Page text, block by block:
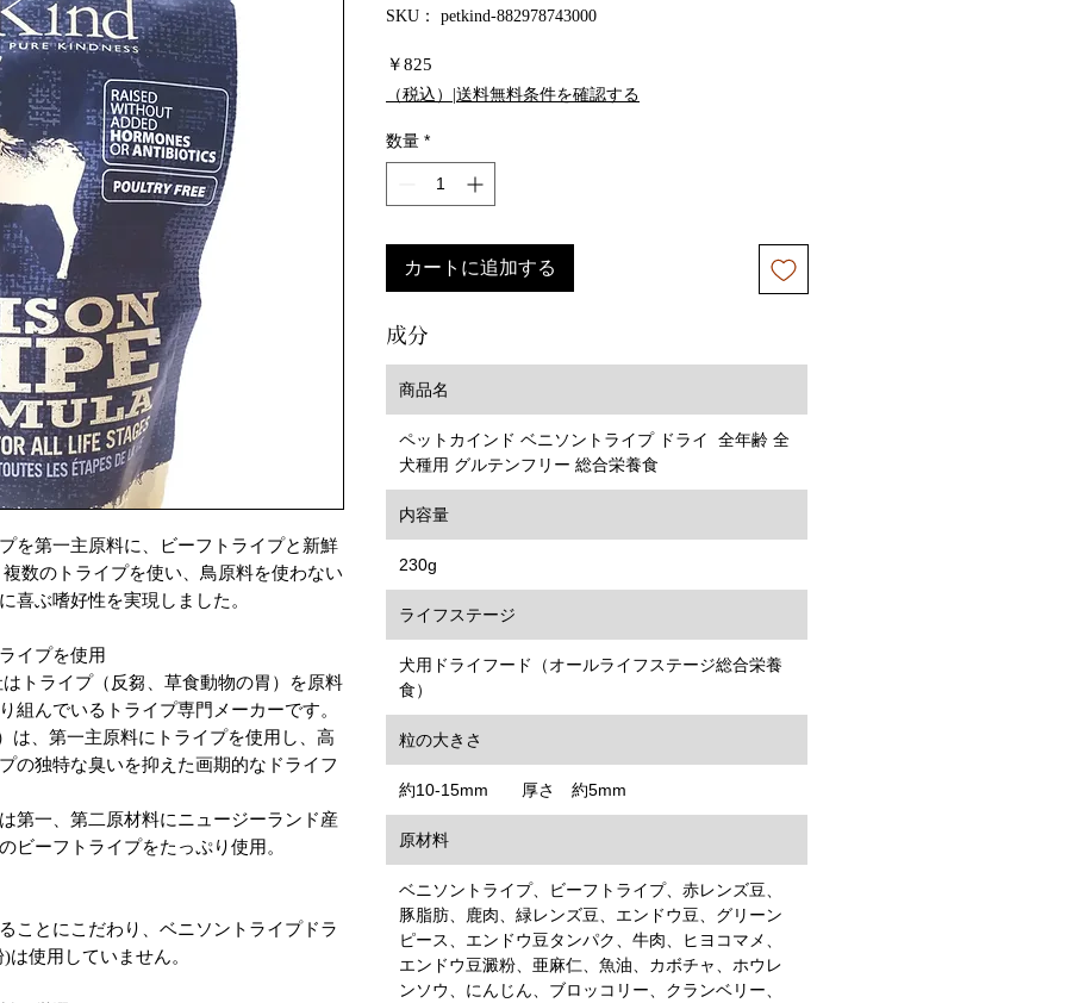
を第一主原料に、ビーフトライプと新鮮
数のトライプを使い、鳥原料を使わない
喜ぶ嗜好性を実現しました。
イプを使用
トライプ（反芻、草食動物の胃）を原料
組んでいるトライプ専門メーカーです。
、第一主原料にトライプを使用し、高
の独特な臭いを抑えた画期的なドライフ
第一、第二原材料にニュージーランド産
ビーフトライプをたっぷり使用。
ことにこだわり、ベニソントライプドラ
使用していません。
SKU： petkind-882978743000
￥825
格
（税込）|送料無料条件を確認する
数量 *
カートに追加する
成分
商品名
ペットカインド ベニソントライプ ドライ 全年齢 全
犬種用 グルテンフリー 総合栄養食
内容量
230g
ライフステージ
犬用ドライフード（オールライフステージ総合栄養
食）
粒の大きさ
約10-15mm 厚さ 約5mm
原材料
ベニソントライプ、ビーフトライプ、赤レンズ豆、
豚脂肪、鹿肉、緑レンズ豆、エンドウ豆、グリーン
ピース、エンドウ豆タンパク、牛肉、ヒヨコマメ、
エンドウ豆澱粉、亜麻仁、魚油、カボチャ、ホウレ
ンソウ、にんじん、ブロッコリー、クランベリー、